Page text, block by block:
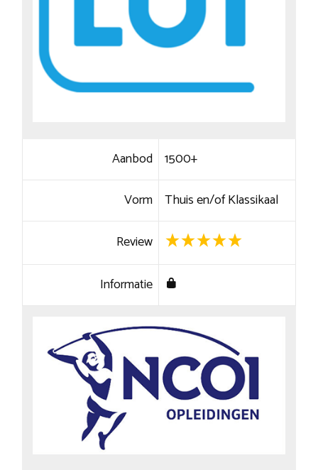
Aanbod 1500+
Vorm Thuis en/of Klassikaal
Review
Informatie